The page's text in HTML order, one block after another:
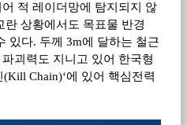
적 레이더망에 탐지되지 않
란 상황에서도 목표물 반경
있다. 두께 3m에 달하는 철근
괴력도 지니고 있어 한국형
(Kill Chain)‘에 있어 핵심전력